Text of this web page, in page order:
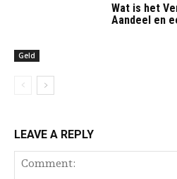
Geld
Wat is het
Aandeel en
LEAVE A REPLY